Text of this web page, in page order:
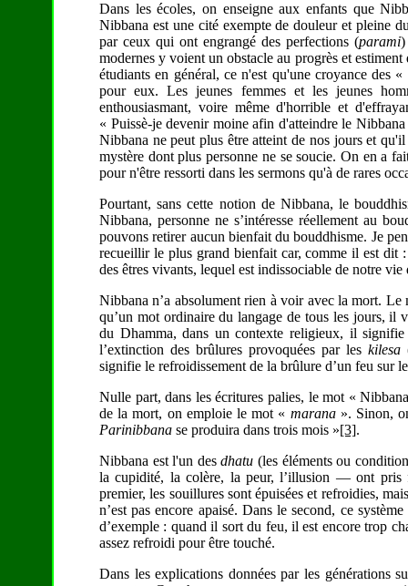
Dans les écoles, on enseigne aux enfants que
Nibbana est une cité exempte de douleur et pleine
par ceux qui ont engrangé des perfections (parami)
modernes y voient un obstacle au progrès et
étudiants en général, ce n'est qu'une croyance des
pour eux. Les jeunes femmes et les jeunes
enthousiasmant, voire même d'horrible et
« Puissè-je devenir moine afin d'atteindre le
Nibbana ne peut plus être atteint de nos jours et
mystère dont plus personne ne se soucie. On en a
pour n'être ressorti dans les sermons qu'à de rares
Pourtant, sans cette notion de Nibbana, le
Nibbana, personne ne s’intéresse réellement au
pouvons retirer aucun bienfait du bouddhisme. Je
recueillir le plus grand bienfait car, comme il est
des êtres vivants, lequel est indissociable de notre
Nibbana n’a absolument rien à voir avec la mort.
qu’un mot ordinaire du langage de tous les jours,
du Dhamma, dans un contexte religieux, il
l’extinction des brûlures provoquées par les kilesa
signifie le refroidissement de la brûlure d’un feu sur
Nulle part, dans les écritures palies, le mot «
de la mort, on emploie le mot « marana». Sinon,
Parinibbana se produira dans trois mois »[3].
Nibbana est l'un desdhatu (les éléments ou
la cupidité, la colère, la peur, l’illusion — ont pris
premier, les souillures sont épuisées et refroidies,
n’est pas encore apaisé. Dans le second, ce
d’exemple : quand il sort du feu, il est encore trop
assez refroidi pour être touché.
Dans les explications données par les générations